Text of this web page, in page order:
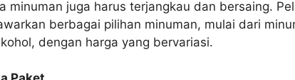
minuman juga harus terjangkau dan bersaing.
berbagai pilihan minuman, mulai dari
dengan harga yang bervariasi.